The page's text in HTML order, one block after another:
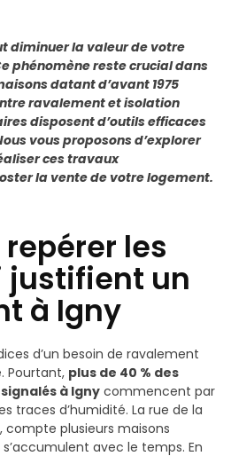
diminuer la valeur de votre
phénomène reste crucial dans
datant d’avant 1975
ravalement et isolation
disposent d’outils efficaces
vous proposons d’explorer
ces travaux
la vente de votre logement.
les
justifient un
à Igny
d’un besoin de ravalement
Pourtant, plus de 40 % des
à Igny commencent par
traces d’humidité. La rue de la
compte plusieurs maisons
avec le temps. En